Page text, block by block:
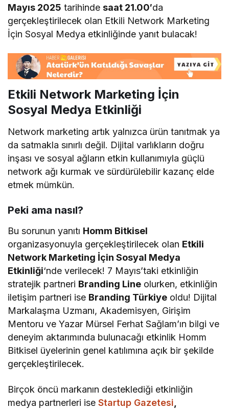
Mayıs 2025 tarihindesaat 21.00′da
gerçekleştirilecek olan Etkili Network Marketing
İçin Sosyal Medya etkinliğinde yanıt bulacak!
Etkili Network Marketing İçin
Sosyal Medya Etkinliği
Network marketing artık yalnızca ürün tanıtmak ya
da satmakla sınırlı değil. Dijital varlıkların doğru
inşası ve sosyal ağların etkin kullanımıyla güçlü
network ağı kurmak ve sürdürülebilir kazanç elde
etmek mümkün.
Peki ama nasıl?
Bu sorunun yanıtı Homm Bitkisel
organizasyonuyla gerçekleştirilecek olan Etkili
Network Marketing İçin Sosyal Medya
Etkinliği‘nde verilecek! 7 Mayıs’taki etkinliğin
stratejik partneri Branding Line olurken, etkinliğin
iletişim partneri ise Branding Türkiye oldu! Dijital
Markalaşma Uzmanı, Akademisyen, Girişim
Mentoru ve Yazar Mürsel Ferhat Sağlam’ın bilgi ve
deneyim aktarımında bulunacağı etkinlik Homm
Bitkisel üyelerinin genel katılımına açık bir şekilde
gerçekleştirilecek.
Birçok öncü markanın desteklediği etkinliğin
medya partnerleri iseStartup Gazetesi,